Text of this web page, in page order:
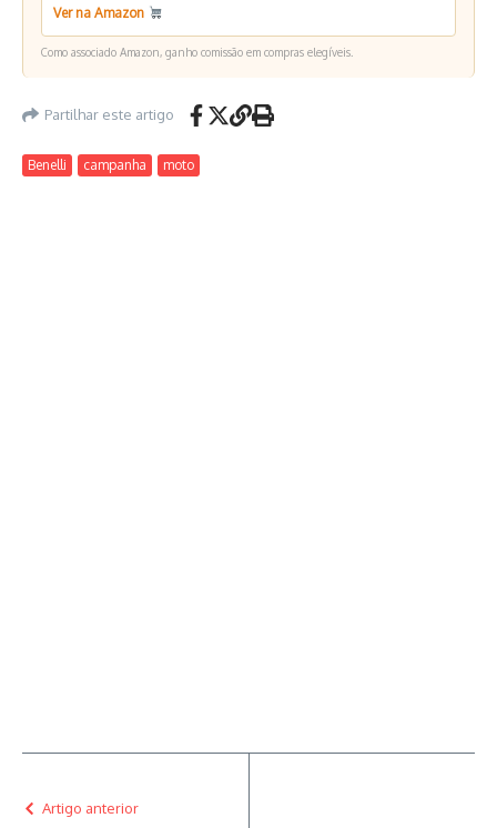
Ver na Amazon
Como associado Amazon, ganho comissão em compras elegíveis.
Partilhar este artigo
Benelli campanha moto
Artigo anterior